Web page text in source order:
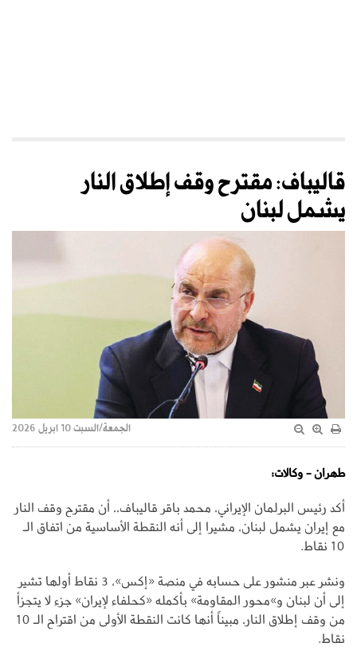
قاليباف: مقترح وقف إطلاق النار
يشمل لبنان
الجمعة/السبت 10 ابريل 2026
طهران - وكالات:
أكد رئيس البرلمان الإيراني، محمد باقر قاليباف،، أن مقترح وقف النار
مع إيران يشمل لبنان، مشيرا إلى أنه النقطة الأساسية من اتفاق الـ
10 نقاط.
ونشر عبر منشور على حسابه في منصة «إكس»، 3 نقاط أولها تشير
إلى أن لبنان و»محور المقاومة» بأكمله «كحلفاء لإيران» جزء لا يتجزأ
من وقف إطلاق النار، مبيناً أنها كانت النقطة الأولى من اقتراح الـ 10
نقاط.